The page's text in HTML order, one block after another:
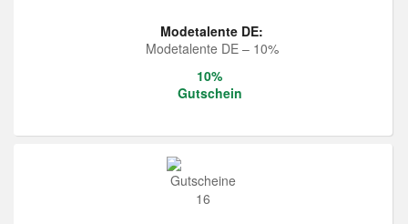
Modetalente DE:
Modetalente DE – 10%
10%
Gutschein